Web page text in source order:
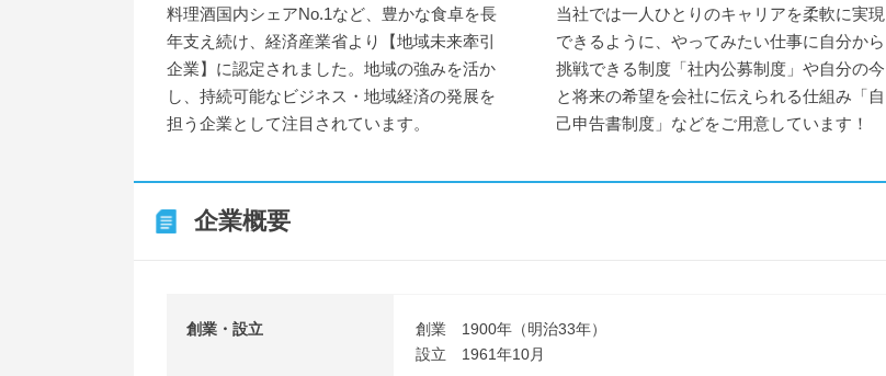
料理酒国内シェアNo.1など、豊かな食卓を長
年支え続け、経済産業省より【地域未来牽引
企業】に認定されました。地域の強みを活か
し、持続可能なビジネス・地域経済の発展を
担う企業として注目されています。
当社では一人ひとりのキャリアを柔軟に実現
できるように、やってみたい仕事に自分から
挑戦できる制度「社内公募制度」や自分の今
と将来の希望を会社に伝えられる仕組み「自
己申告書制度」などをご用意しています！
企業概要
創業・設立
創業 1900年（明治33年）
設立 1961年10月